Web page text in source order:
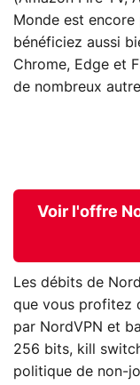
Monde est encore
bénéficiez aussi
Chrome, Edge et
de nombreux
Voir l'offre
Les débits de
que vous profitez
par NordVPN et
256 bits, kill
politique de non-